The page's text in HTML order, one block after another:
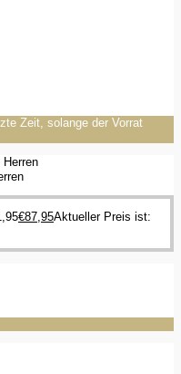
Zeit, solange der Vorrat
€87,95Aktueller Preis ist: